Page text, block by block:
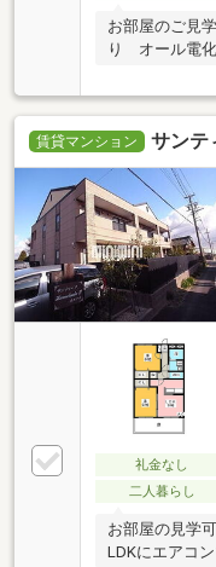
お部屋のご見
り オール電
賃貸マンション サンテ
礼金なし
二人暮らし
お部屋の見学
LDKにエアコ